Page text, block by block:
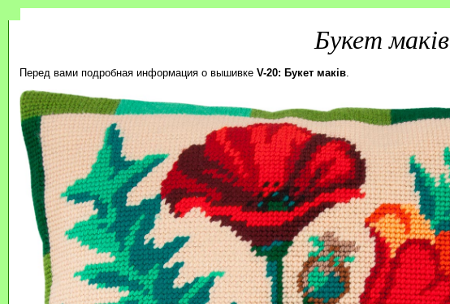
Букет маків
Перед вами подробная информация о вышивке V-20: Букет маків.